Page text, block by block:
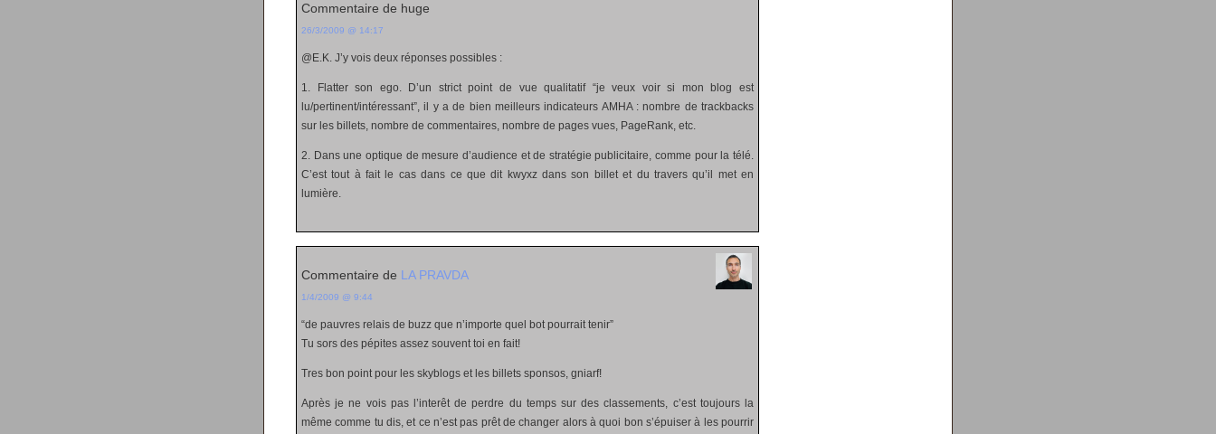
Commentaire de huge
26/3/2009 @ 14:17
@E.K. J’y vois deux réponses possibles :
1. Flatter son ego. D’un strict point de vue qualitatif “je veux voir si mon blog est
lu/pertinent/intéressant”, il y a de bien meilleurs indicateurs AMHA : nombre de trackbacks
sur les billets, nombre de commentaires, nombre de pages vues, PageRank, etc.
2. Dans une optique de mesure d’audience et de stratégie publicitaire, comme pour la télé.
C’est tout à fait le cas dans ce que dit kwyxz dans son billet et du travers qu’il met en
lumière.
Commentaire de LA PRAVDA
1/4/2009 @ 9:44
“de pauvres relais de buzz que n’importe quel bot pourrait tenir”
Tu sors des pépites assez souvent toi en fait!
Tres bon point pour les skyblogs et les billets sponsos, gniarf!
Après je ne vois pas l’interêt de perdre du temps sur des classements, c’est toujours la
même comme tu dis, et ce n’est pas prêt de changer alors à quoi bon s’épuiser à les pourrir